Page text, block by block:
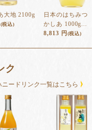
大地 2100g
(税込)
日本のはちみつ
かしあ 1000g...
8,813 円(税込)
ク
ニードリンク⼀覧はこちら